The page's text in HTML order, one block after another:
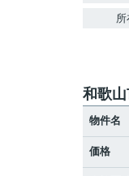
所
和歌
物件名
価格